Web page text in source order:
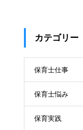
カテゴリー
保育士仕事
保育士悩み
保育実践